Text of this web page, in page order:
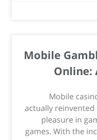
Mobile
Online:
Mobile
actually
pleasure in
games. With the